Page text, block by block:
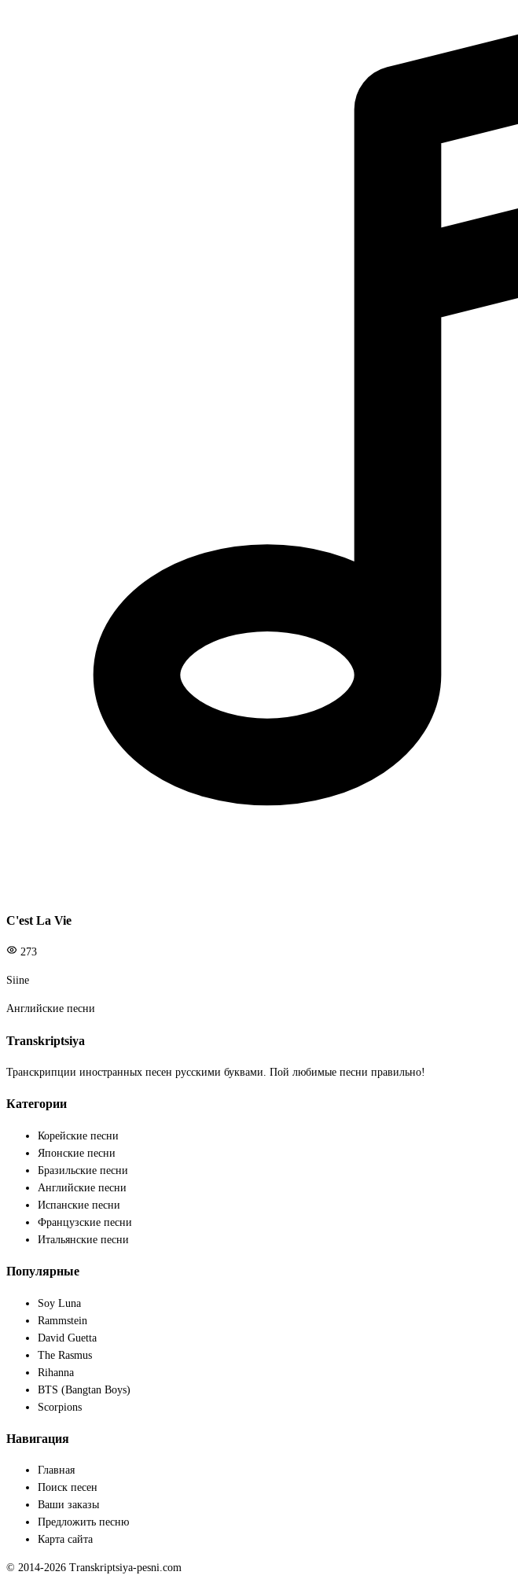
C'est La Vie
273
Siine
Английские песни
Transkriptsiya
Транскрипции иностранных песен русскими буквами. Пой любимые песни правильно!
Категории
Корейские песни
Японские песни
Бразильские песни
Английские песни
Испанские песни
Французские песни
Итальянские песни
Популярные
Soy Luna
Rammstein
David Guetta
The Rasmus
Rihanna
BTS (Bangtan Boys)
Scorpions
Навигация
Главная
Поиск песен
Ваши заказы
Предложить песню
Карта сайта
© 2014-2026 Transkriptsiya-pesni.com